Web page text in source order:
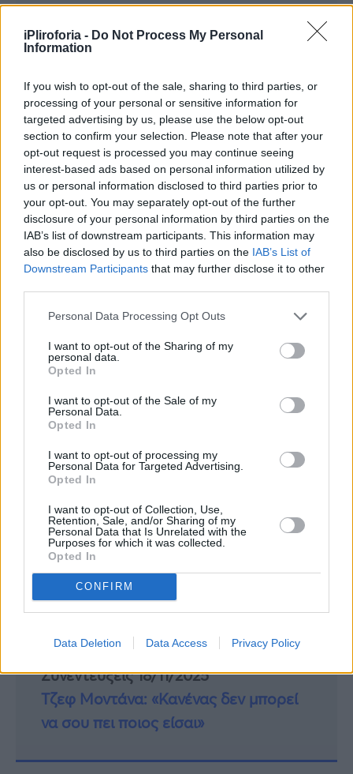
iPliroforia - Do Not Process My Personal
Information
If you wish to opt-out of the sale, sharing to third parties, or
processing of your personal or sensitive information for
targeted advertising by us, please use the below opt-out
section to confirm your selection. Please note that after your
opt-out request is processed you may continue seeing
interest-based ads based on personal information utilized by
us or personal information disclosed to third parties prior to
your opt-out. You may separately opt-out of the further
disclosure of your personal information by third parties on the
IAB’s list of downstream participants. This information may
also be disclosed by us to third parties on the IAB’s List of
Downstream Participants that may further disclose it to other
Personal Data Processing Opt Outs
I want to opt-out of the Sharing of my
personal data.
Opted In
I want to opt-out of the Sale of my
Personal Data.
Opted In
I want to opt-out of processing my
Personal Data for Targeted Advertising.
Opted In
I want to opt-out of Collection, Use,
Retention, Sale, and/or Sharing of my
Personal Data that Is Unrelated with the
Purposes for which it was collected.
Opted In
CONFIRM
Data Deletion Data Access Privacy Policy
Ισχυρός σεισμός μεγέθους 5,3 Ρίχτερ
σημειώθηκε το μεσημέρι της Τρίτης 3
Ιουνίου.
Σύμφωνα με το Γεωδυναμικό Ινστιτούτο ο
σεισμός είχε εστιακό βάθος 9,2 χιλιομέτρων,
ενώ το επίκεντρο καταγράφηκε 14
χιλιόμετρα ανατολικά της Χρυσής Λασιθίου.
Περισσότερες
Συνεντεύξεις 18/11/2025
Δήμητρα Δερζέκου: «Λέω τη δική μου
αλήθεια»
Συνεντεύξεις 18/11/2025
Τζεφ Μοντάνα: «Κανένας δεν μπορεί
να σου πει ποιος είσαι»